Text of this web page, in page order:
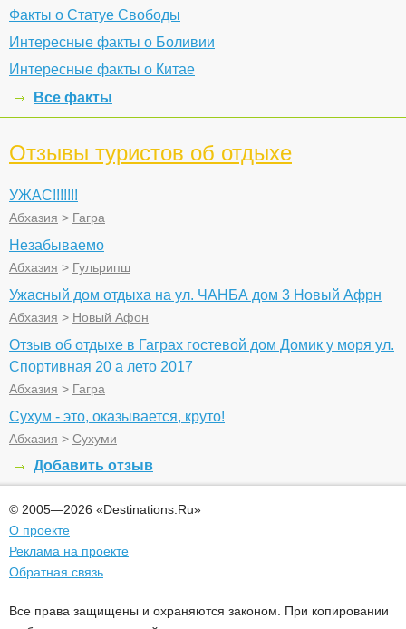
Факты о Статуе Свободы
Интересные факты о Боливии
Интересные факты о Китае
Все факты
Отзывы туристов об отдыхе
УЖАС!!!!!!!
Абхазия > Гагра
Незабываемо
Абхазия > Гульрипш
Ужасный дом отдыха на ул. ЧАНБА дом 3 Новый Афрн
Абхазия > Новый Афон
Отзыв об отдыхе в Гаграх гостевой дом Домик у моря ул.
Спортивная 20 а лето 2017
Абхазия > Гагра
Сухум - это, оказывается, круто!
Абхазия > Сухуми
Добавить отзыв
© 2005—2026 «Destinations.Ru»
О проекте
Реклама на проекте
Обратная связь
Все права защищены и охраняются законом. При копировании